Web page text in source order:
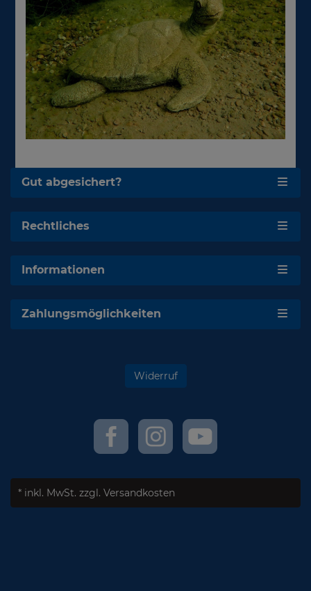
Gut abgesichert?
Rechtliches
Informationen
Zahlungsmöglichkeiten
Widerruf
* inkl. MwSt. zzgl. Versandkosten